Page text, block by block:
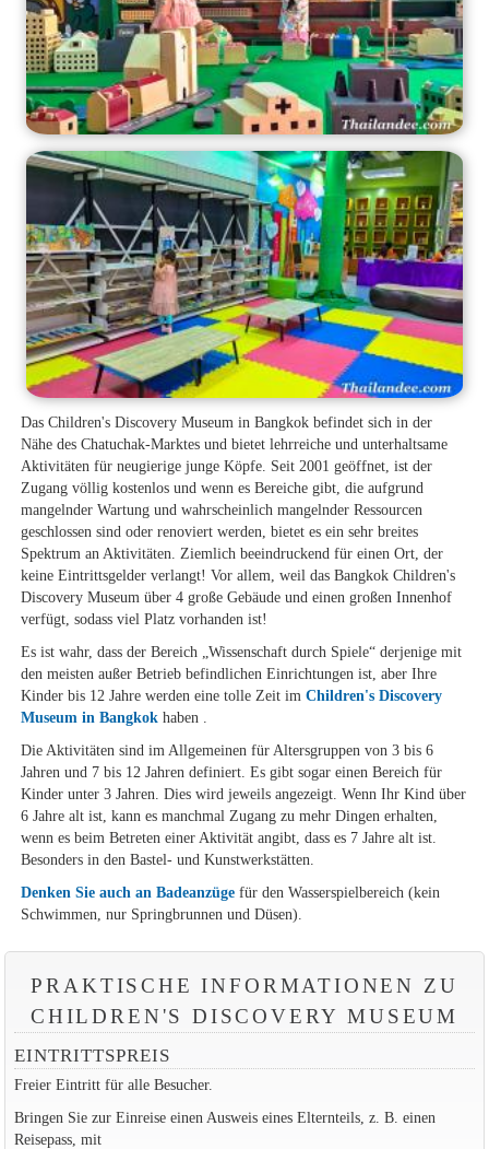
Das Children's Discovery Museum in Bangkok befindet sich in der
Nähe des Chatuchak-Marktes und bietet lehrreiche und unterhaltsame
Aktivitäten für neugierige junge Köpfe. Seit 2001 geöffnet, ist der
Zugang völlig kostenlos und wenn es Bereiche gibt, die aufgrund
mangelnder Wartung und wahrscheinlich mangelnder Ressourcen
geschlossen sind oder renoviert werden, bietet es ein sehr breites
Spektrum an Aktivitäten. Ziemlich beeindruckend für einen Ort, der
keine Eintrittsgelder verlangt! Vor allem, weil das Bangkok Children's
Discovery Museum über 4 große Gebäude und einen großen Innenhof
verfügt, sodass viel Platz vorhanden ist!
Es ist wahr, dass der Bereich „Wissenschaft durch Spiele“ derjenige mit
den meisten außer Betrieb befindlichen Einrichtungen ist, aber Ihre
Kinder bis 12 Jahre werden eine tolle Zeit imChildren's Discovery
Museum in Bangkok haben .
Die Aktivitäten sind im Allgemeinen für Altersgruppen von 3 bis 6
Jahren und 7 bis 12 Jahren definiert. Es gibt sogar einen Bereich für
Kinder unter 3 Jahren. Dies wird jeweils angezeigt. Wenn Ihr Kind über
6 Jahre alt ist, kann es manchmal Zugang zu mehr Dingen erhalten,
wenn es beim Betreten einer Aktivität angibt, dass es 7 Jahre alt ist.
Besonders in den Bastel- und Kunstwerkstätten.
Denken Sie auch an Badeanzüge für den Wasserspielbereich (kein
Schwimmen, nur Springbrunnen und Düsen).
PRAKTISCHE INFORMATIONEN ZU
CHILDREN'S DISCOVERY MUSEUM
EINTRITTSPREIS
Freier Eintritt für alle Besucher.
Bringen Sie zur Einreise einen Ausweis eines Elternteils, z. B. einen
Reisepass, mit